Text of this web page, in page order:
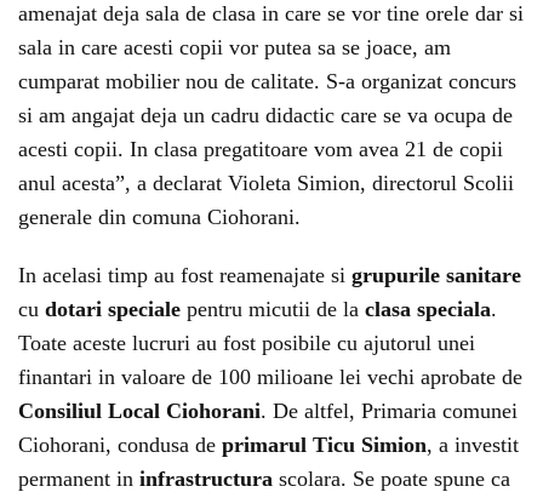
amenajat deja sala de clasa in care se vor tine orele dar si
sala in care acesti copii vor putea sa se joace, am
cumparat mobilier nou de calitate. S-a organizat concurs
si am angajat deja un cadru didactic care se va ocupa de
acesti copii. In clasa pregatitoare vom avea 21 de copii
anul acesta”, a declarat Violeta Simion, directorul Scolii
generale din comuna Ciohorani.
In acelasi timp au fost reamenajate si grupurile sanitare
cu dotari speciale pentru micutii de la clasa speciala.
Toate aceste lucruri au fost posibile cu ajutorul unei
finantari in valoare de 100 milioane lei vechi aprobate de
Consiliul Local Ciohorani. De altfel, Primaria comunei
Ciohorani, condusa de primarul Ticu Simion, a investit
permanent in infrastructura scolara. Se poate spune ca